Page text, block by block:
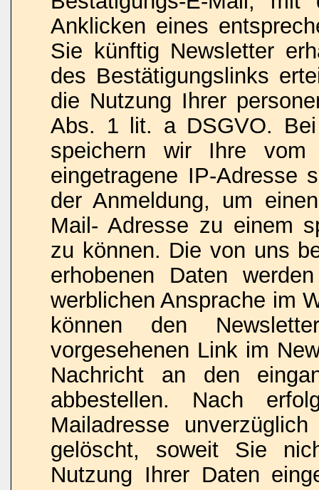
Anklicken eines
Sie künftig Newsletter
des Bestätigungslinks
die Nutzung Ihrer
Abs. 1 lit. a DSGVO.
speichern wir Ihre vom
eingetragene IP-Adresse
der Anmeldung, um
Mail- Adresse zu einem
zu können. Die von uns
erhobenen Daten
werblichen Ansprache im
können den
vorgesehenen Link im
Nachricht an den
abbestellen. Nach
Mailadresse
gelöscht, soweit Sie
Nutzung Ihrer Daten